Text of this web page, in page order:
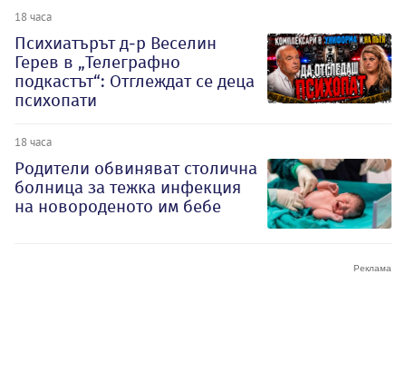
18 часа
Психиатърът д-р Веселин
Герев в „Телеграфно
подкастът“: Отглеждат се деца
психопати
18 часа
Родители обвиняват столична
болница за тежка инфекция
на новороденото им бебе